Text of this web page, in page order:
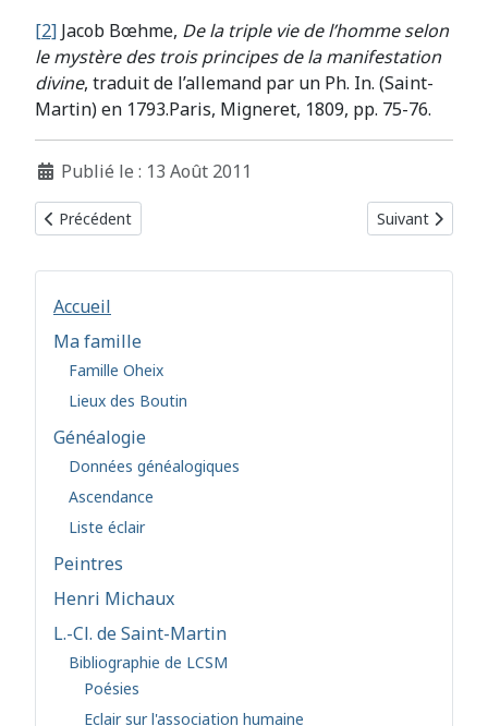
Accueil
Ma famille
Famille Oheix
Lieux des Boutin
Généalogie
Données généalogiques
Ascendance
Liste éclair
Peintres
Henri Michaux
L.-Cl. de Saint-Martin
Bibliographie de LCSM
Poésies
Eclair sur l'association humaine
[2] Jacob Bœhme, De la triple vie de l’homme selon
le mystère des trois principes de la manifestation
divine, traduit de l’allemand par un Ph. In. (Saint-
Martin) en 1793.Paris, Migneret, 1809, pp. 75-76.
Détails
Publié le : 13 Août 2011
Article précédent : 7. La Comédie humaine
Précédent Article suivant
Suivant